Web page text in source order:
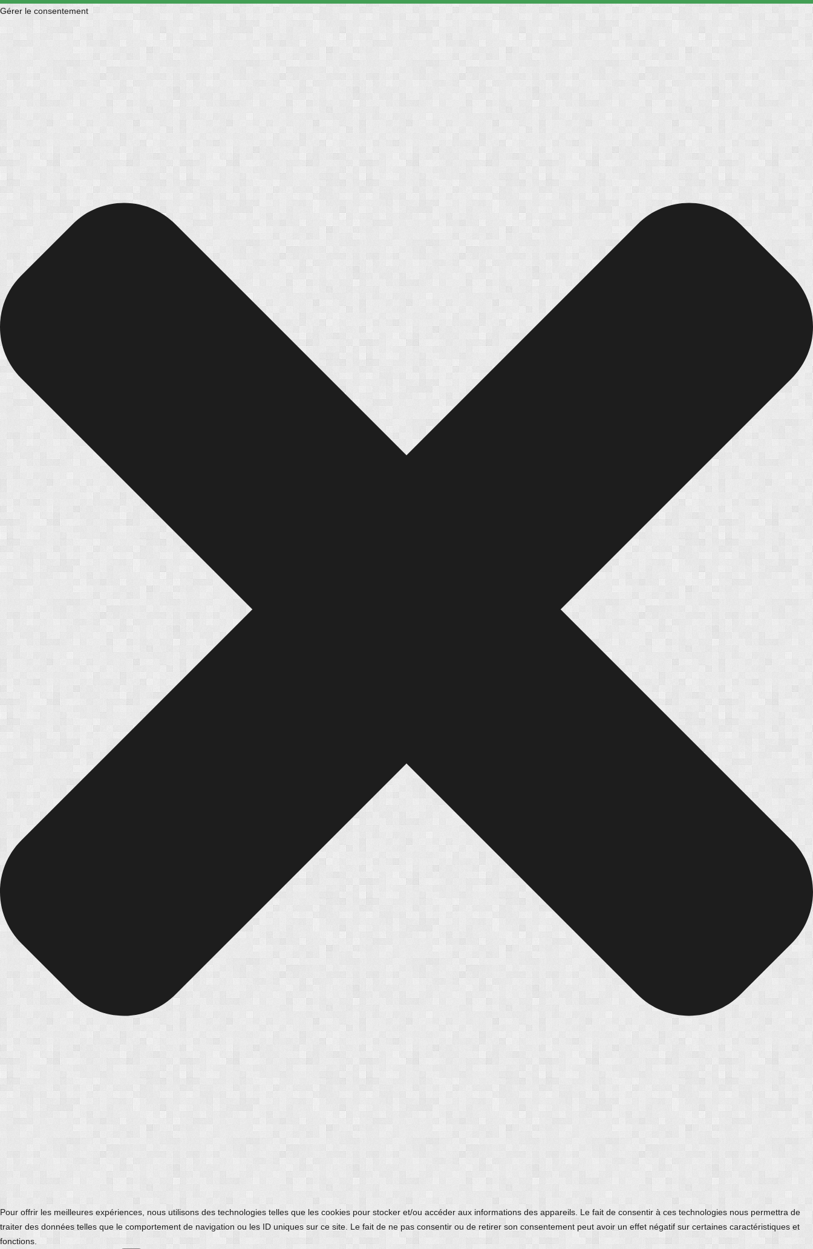
Gérer le consentement
Pour offrir les meilleures expériences, nous utilisons des technologies telles que les cookies pour stocker et/ou accéder aux informations des appareils. Le fait de consentir à ces technologies nous permettra de
traiter des données telles que le comportement de navigation ou les ID uniques sur ce site. Le fait de ne pas consentir ou de retirer son consentement peut avoir un effet négatif sur certaines caractéristiques et
fonctions.